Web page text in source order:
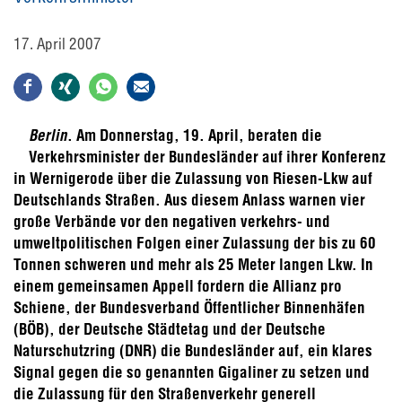
17. April 2007
Berlin. Am Donnerstag, 19. April, beraten die
Verkehrsminister der Bundesländer auf ihrer Konferenz
in Wernigerode über die Zulassung von Riesen-Lkw auf
Deutschlands Straßen. Aus diesem Anlass warnen vier
große Verbände vor den negativen verkehrs- und
umweltpolitischen Folgen einer Zulassung der bis zu 60
Tonnen schweren und mehr als 25 Meter langen Lkw. In
einem gemeinsamen Appell fordern die Allianz pro
Schiene, der Bundesverband Öffentlicher Binnenhäfen
(BÖB), der Deutsche Städtetag und der Deutsche
Naturschutzring (DNR) die Bundesländer auf, ein klares
Signal gegen die so genannten Gigaliner zu setzen und
die Zulassung für den Straßenverkehr generell